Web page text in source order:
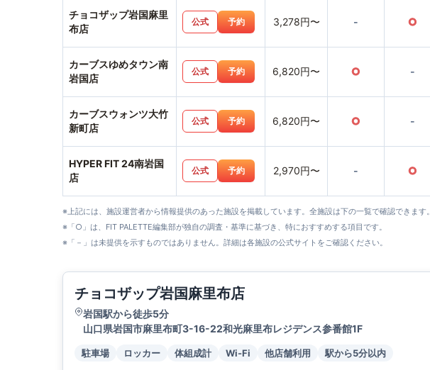
チョコザップ岩国麻里
布店
公式 予約 3,278円〜 - ○
カーブスゆめタウン南
岩国店
公式 予約 6,820円〜 ○ -
カーブスウォンツ大竹
新町店
公式 予約 6,820円〜 ○ -
HYPER FIT 24南岩国
店
公式 予約 2,970円〜 - ○
※上記には、施設運営者から情報提供のあった施設を掲載しています。全施設は下の一覧で確認できます。
※「○」は、FIT PALETTE編集部が独自の調査・基準に基づき、特におすすめする項目です。
※「－」は未提供を示すものではありません。詳細は各施設の公式サイトをご確認ください。
チョコザップ岩国麻里布店
岩国駅から徒歩5分
山口県岩国市麻里布町3-16-22和光麻里布レジデンス参番館1F
駐車場 ロッカー 体組成計 Wi-Fi 他店舗利用 駅から5分以内